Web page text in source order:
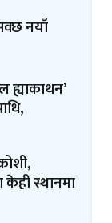
नयाँ
ह्याकाथन’
केही स्थानमा